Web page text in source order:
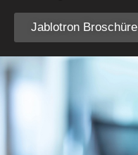
Jablotron Broschüre